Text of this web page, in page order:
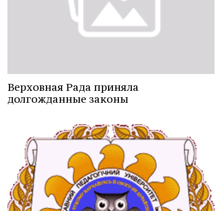
Верховная Рада приняла
долгожданные законы